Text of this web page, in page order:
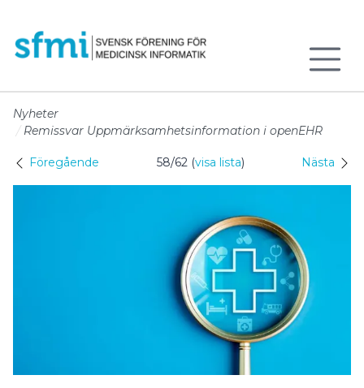
Nyheter
Remissvar Uppmärksamhetsinformation i openEHR
Föregående 58/62 (visa lista) Nästa